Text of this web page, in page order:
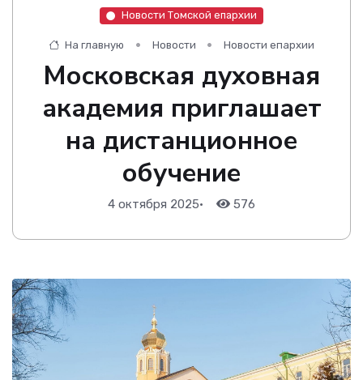
Новости Томской епархии
На главную Новости Новости епархии
Московская духовная
академия приглашает
на дистанционное
обучение
4 октября 2025• 576